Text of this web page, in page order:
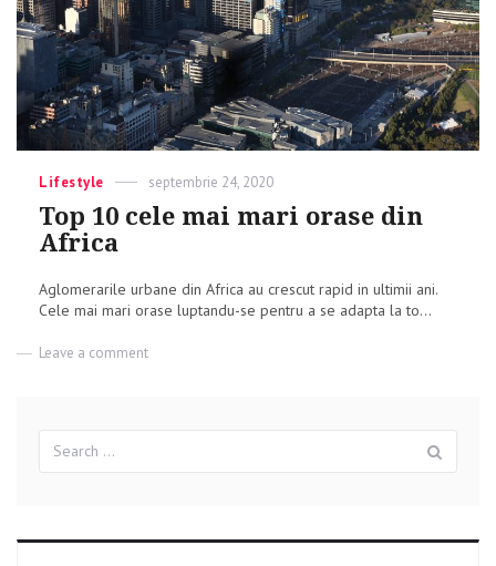
Categories
Lifestyle
Posted
on
septembrie 24, 2020
Top 10 cele mai mari orase din
Africa
Aglomerarile urbane din Africa au crescut rapid in ultimii ani.
Cele mai mari orase luptandu-se pentru a se adapta la to...
Leave a comment
mai
orase
for: